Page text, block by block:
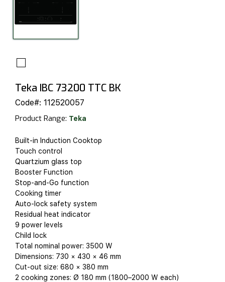
Teka IBC 73200 TTC BK
Code#: 112520057
Product Range: Teka
Built-in Induction Cooktop
Touch control
Quartzium glass top
Booster Function
Stop-and-Go function
Cooking timer
Auto-lock safety system
Residual heat indicator
9 power levels
Child lock
Total nominal power: 3500 W
Dimensions: 730 × 430 × 46 mm
Cut-out size: 680 × 380 mm
2 cooking zones: Ø 180 mm (1800–2000 W each)